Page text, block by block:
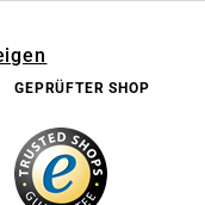
GEPRÜFTER SHOP